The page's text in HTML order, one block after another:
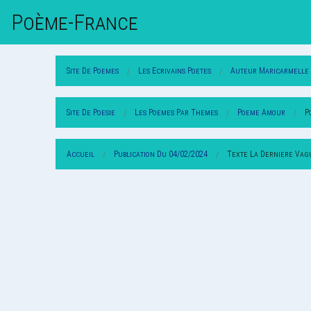
Poème-FrAnce
Site De Poemes Les Ecrivains Poetes Auteur Maricarmelle
Site De Poesie Les Poemes Par Themes Poeme Amour
Accueil Publication Du 04/02/2024 Texte La Derniere